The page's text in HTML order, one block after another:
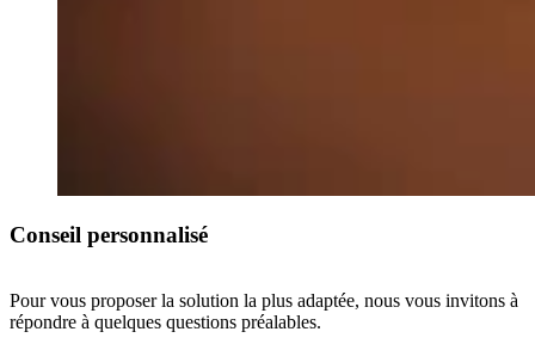
Conseil personnalisé
Pour vous proposer la solution la plus adaptée, nous vous invitons à
répondre à quelques questions préalables.